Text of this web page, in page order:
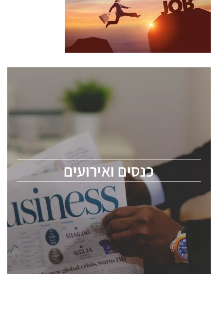
כנסים ואירועים
כנסים ואירועים
לכל העוסקים בתעשיית הסמיקונדקטור כולל מהנדסים,
ChipEx2026 will be held on May 12-13, 2026. The
conference is intended for everyone involved in the
semiconductor industry, including engineers,
professional experts, and senior executives.
לחץ לפרטים